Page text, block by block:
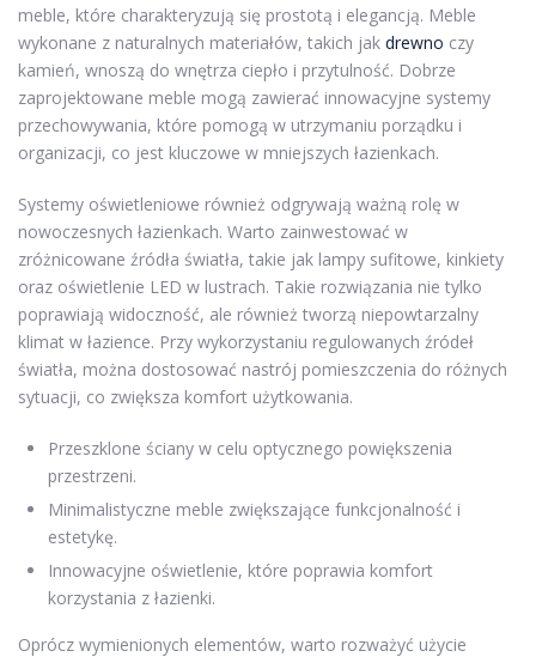
meble, które charakteryzują się prostotą i elegancją. Meble
wykonane z naturalnych materiałów, takich jak drewno czy
kamień, wnoszą do wnętrza ciepło i przytulność. Dobrze
zaprojektowane meble mogą zawierać innowacyjne systemy
przechowywania, które pomogą w utrzymaniu porządku i
organizacji, co jest kluczowe w mniejszych łazienkach.
Systemy oświetleniowe również odgrywają ważną rolę w
nowoczesnych łazienkach. Warto zainwestować w
zróżnicowane źródła światła, takie jak lampy sufitowe, kinkiety
oraz oświetlenie LED w lustrach. Takie rozwiązania nie tylko
poprawiają widoczność, ale również tworzą niepowtarzalny
klimat w łazience. Przy wykorzystaniu regulowanych źródeł
światła, można dostosować nastrój pomieszczenia do różnych
sytuacji, co zwiększa komfort użytkowania.
Przeszklone ściany w celu optycznego powiększenia
przestrzeni.
Minimalistyczne meble zwiększające funkcjonalność i
estetykę.
Innowacyjne oświetlenie, które poprawia komfort
korzystania z łazienki.
Oprócz wymienionych elementów, warto rozważyć użycie